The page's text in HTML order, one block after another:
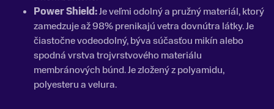
Power Shield:Je veľmi odolný a pružný materiál, ktorý
zamedzuje až 98% prenikajú vetra dovnútra látky. Je
čiastočne vodeodolný, býva súčasťou mikín alebo
spodná vrstva trojvrstvového materiálu
membránových búnd. Je zložený z polyamidu,
polyesteru a velura.